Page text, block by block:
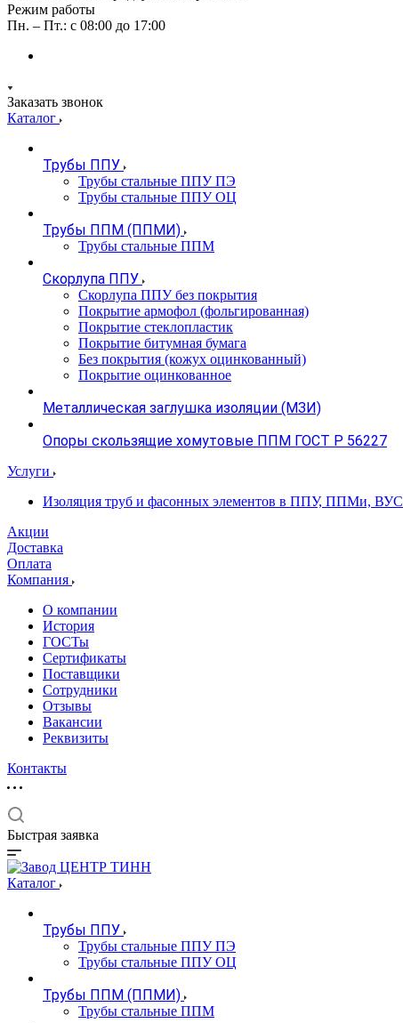
Режим работы
Пн. – Пт.: с 08:00 до 17:00
Заказать звонок
Каталог
Трубы ППУ
Трубы стальные ППУ ПЭ
Трубы стальные ППУ ОЦ
Трубы ППМ (ППМИ)
Трубы стальные ППМ
Скорлупа ППУ
Скорлупа ППУ без покрытия
Покрытие армофол (фольгированная)
Покрытие стеклопластик
Покрытие битумная бумага
Без покрытия (кожух оцинкованный)
Покрытие оцинкованное
Металлическая заглушка изоляции (МЗИ)
Опоры скользящие хомутовые ППМ ГОСТ Р 56227
Услуги
Изоляция труб и фасонных элементов в ППУ, ППМи, ВУС
Акции
Доставка
Оплата
Компания
О компании
История
ГОСТы
Сертификаты
Поставщики
Сотрудники
Отзывы
Вакансии
Реквизиты
Контакты
Быстрая заявка
Каталог
Трубы ППУ
Трубы стальные ППУ ПЭ
Трубы стальные ППУ ОЦ
Трубы ППМ (ППМИ)
Трубы стальные ППМ